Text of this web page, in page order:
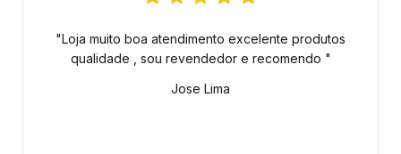
"Loja muito boa atendimento excelente produtos
qualidade , sou revendedor e recomendo "
Jose Lima